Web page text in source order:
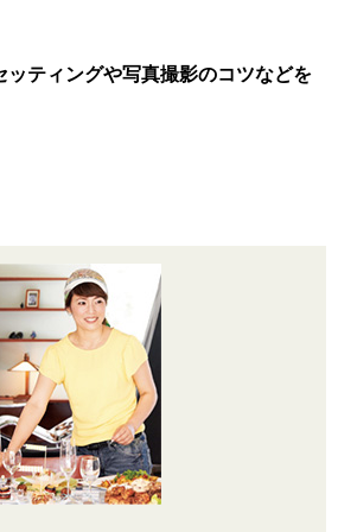
ッティングや写真撮影のコツなどを